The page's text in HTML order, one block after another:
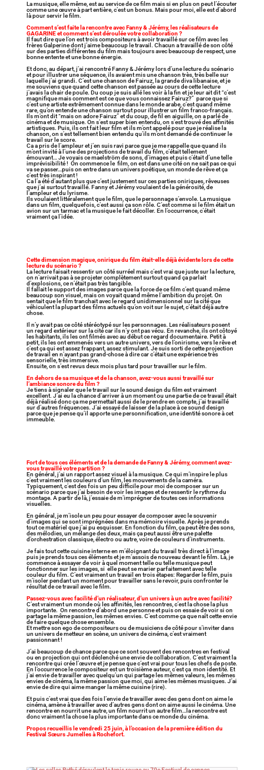
La musique, elle même, est au service de ce film mais si en plus on peut l’écouter
comme une œuvre à part entière, c’est un bonus. Mais pour moi, elle est d’abord
là pour servir le film.
Comment s’est faite la rencontre avec Fanny & Jérémy, les réalisateurs de
GAGARINE et comment s’est déroulée votre collaboration ?
Il faut dire que l’on est trois compositeurs à avoir travaillé sur ce film avec les
frères Galperine dont j’aime beaucoup le travail. Chacun a travaillé de son côté
sur des parties différentes du film mais toujours avec beaucoup de respect, une
bonne entente et une bonne énergie.
Et donc, au départ, j’ai rencontré Fanny & Jérémy lors d’une lecture du scénario
et pour illustrer une séquence, ils avaient mis une chanson très, très belle sur
laquelle j’ai grandi. C’est une chanson de Fairuz, la grande diva libanaise, et je
me souviens que quand cette chanson est passée au cours de cette lecture
j’avais la chair de poule. Du coup je suis allé les voir à la fin et je leur ait dit “c’est
magnifique mais comment est ce que vous connaissez Fairuz?” parce que si
c’est une artiste extrêmement connue dans le monde arabe, c’est quand même
rare, qu’on entende une chanson surtout pour illustrer un film franco-français.
Ils m’ont dit “mais on adore Fairuz” et du coup, de fil en aiguille, on a parlé de
cinéma et de musique. On s’est super bien entendu, on s’est trouvé des affinités
artistiques. Puis, ils ont fait leur film et ils m’ont appelé pour que je réalise la
chanson, on s’est tellement bien entendu qu’ils m’ont demandé de continuer le
travail sur le score.
Ca a pris de l’ampleur et j’en suis ravi parce que je me rappelle que quand ils
m’ont invité à l’une des projections de travail du film, c’était tellement
émouvant… Je voyais ce maelström de sons, d’images et puis c’était d’une telle
imprévisibilité ! On commence le film, on est dans une cité on ne sait pas ce qui
va se passer…puis on entre dans un univers poétique, un monde de rêve et ça
c’est très inspirant !
Ca l’a été d’autant plus que c’est justement sur ces parties oniriques, rêveuses
que j’ai surtout travaillé. Fanny et Jérémy voulaient de la générosité, de
l’ampleur et du lyrisme.
Ils voulaient littéralement que le film, que le personnage s’envole. La musique
dans un film, quelquefois, c’est aussi ça son rôle. C’est comme si le film était un
avion sur un tarmac et la musique le fait décoller. En l’occurrence, c’était
vraiment ça l’idée.
Cette dimension magique, onirique du film était-elle déjà évidente lors de cette
lecture du scénario ?
La lecture faisait ressentir un côté surréel mais c’est vrai que juste sur la lecture,
on n’arrivait pas à se projeter complètement surtout quand ça parlait
d’explosions, ce n’était pas très tangible.
Il fallait le support des images parce que la force de ce film c’est quand même
beaucoup son visuel, mais on voyait quand même l’ambition du projet. On
sentait que le film tranchait avec le regard unidimensionnel sur la cité que
véhiculent la plupart des films actuels qu’on voit sur le sujet, c’était déjà autre
chose.
Il n’y avait pas ce côté stéréotypé sur les personnages. Les réalisateurs posent
un regard extérieur sur la cité car ils n’y ont pas vécu. En revanche, ils ont côtoyé
les habitants, ils les ont filmés avec au début ce regard documentaire. Petit à
petit, ils les ont emmenés vers un autre univers, vers de l’onirisme, vers le rêve et
c’est ça qui est assez frappant, assez stimulant. Je suis sorti de cette projection
de travail en n’ayant pas grand-chose à dire car c’était une expérience très
sensorielle, très immersive.
Ensuite, on s’est revus deux mois plus tard pour travailler sur le film.
En dehors de sa musique et de la chanson, avez-vous aussi travaillé sur
l’ambiance sonore du film ?
Je tiens à signaler que le travail sur le sound design du film est vraiment
excellent. J’ai eu la chance d’arriver à un moment ou une partie de ce travail était
déjà réalisé donc ça me permettait aussi de le prendre en compte, j’ai travaillé
sur d’autres fréquences. J’ai essayé de laisser de la place à ce sound design
parce que je pense qu’il apporte une personnification, une identité sonore à cet
immeuble.
Fort de tous ces éléments et de la demande de Fanny & Jérémy, comment avez-
vous travaillé votre partition ?
En général, j’ai un rapport assez visuel à la musique. Ce qui m’inspire le plus
c’est vraiment les couleurs d’un film, les mouvements de la caméra.
Typiquement, c’est des fois un peu difficile pour moi de composer sur un
scénario parce que j’ai besoin de voir les images et de ressentir le rythme du
montage. A partir de là, j’essaie de m’imprégner de toutes ces informations
visuelles.
En général, je m’isole un peu pour essayer de composer avec le souvenir
d’images qui se sont imprégnées dans ma mémoire visuelle. Après je prends
tout ce matériel que j’ai pu esquisser. En fonction du film, ça peut être des sons,
des mélodies, un mélange des deux, mais ça peut aussi être une palette
d’orchestration classique, électro ou autre, voire de couleurs d’instruments.
Je fais tout cette cuisine interne en m’éloignant du travail très direct à l’image
puis je prends tous ces éléments et je m’assois de nouveau devant le film. Là, je
commence à essayer de voir à quel moment telle ou telle musique peut
fonctionner sur les images, si elle peut se marier parfaitement avec telle
couleur du film. C’est vraiment un travail en trois étapes: Regarder le film, puis
m’isoler pendant un moment pour travailler sans le revoir, puis confronter le
résultat de ce travail avec le film.
Passez-vous avec facilité d’un réalisateur, d’un univers à un autre avec facilité?
C’est vraiment un monde où les affinités, les rencontres, c’est la chose la plus
importante. On rencontre d’abord une personne et puis on essaie de voir si on
partage la même passion, les mêmes envies. C’est comme ça que naît cette envie
de faire quelque chose ensemble.
Et mettre son ego de compositeurs ou de musiciens de côté pour s’inviter dans
un univers de metteur en scène, un univers de cinéma, c’est vraiment
passionnant !
J’ai beaucoup de chance parce que ce sont souvent des rencontres en festival
ou en projection qui ont déclenché une envie de collaboration. C’est vraiment la
rencontre qui crée l’œuvre et je pense que c’est vrai pour tous les chefs de poste.
En l’occurrence le compositeur est un troisième auteur, c’est ça mon identité. Et
j’ai envie de travailler avec quelqu’un qui partage les mêmes valeurs, les mêmes
envies de cinéma, la même passion que moi, qui aime les mêmes musiques. J’ai
envie de dire qui aime manger la même cuisine (rire).
Et puis c’est vrai que des fois l’envie de travailler avec des gens dont on aime le
cinéma, amène à travailler avec d’autres gens dont on aime aussi le cinéma. Une
rencontre en nourrit une autre, un film nourrit un autre film…la rencontre est
donc vraiment la chose la plus importante dans ce monde du cinéma.
Propos recueillis le vendredi 25 juin, à l’occasion de la première édition du
Festival Sœurs Jumelles à Rochefort.